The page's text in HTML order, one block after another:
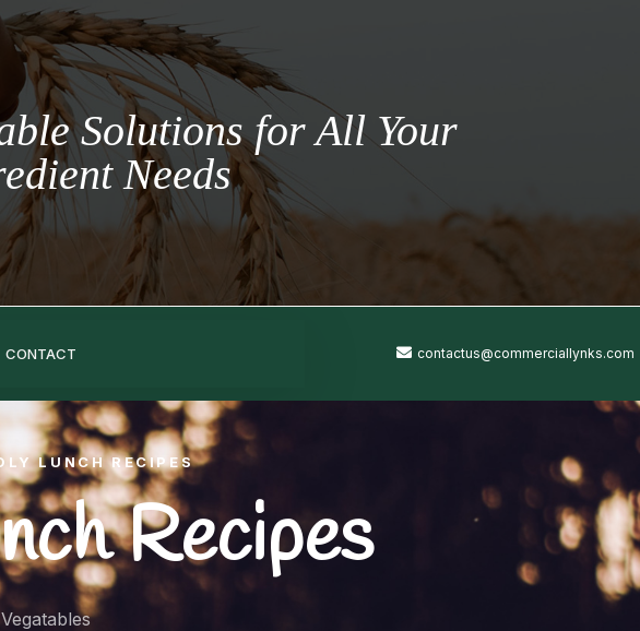
Solutions for All Your
Needs
CONTACT contactus@commerciallynks.com
LUNCH RECIPES
Recipes
Vegatables